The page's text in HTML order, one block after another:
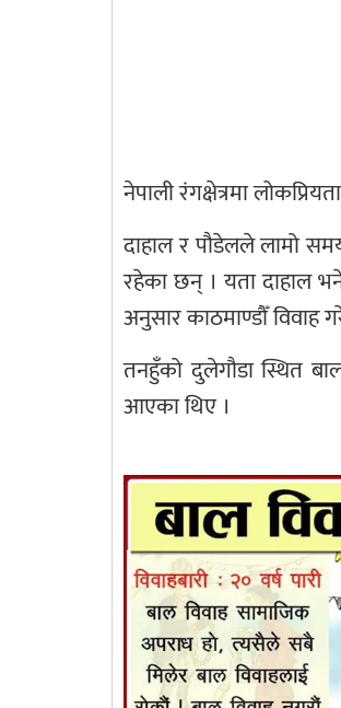
नेपाली रंगक्षेत्रमा
दाहाल र पौडेलले लामो
रहेका छन् । यता दाहाल
अनुसार काठमाण्डौँ विवाह
तनहुँको दुलेगौडा स्थित
आएका थिए ।